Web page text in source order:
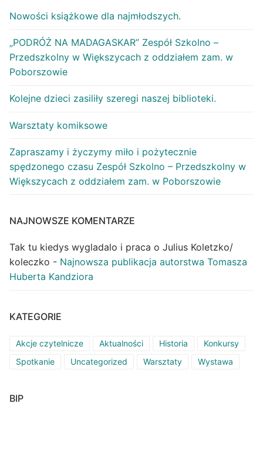
Nowości książkowe dla najmłodszych.
„PODRÓŻ NA MADAGASKAR” Zespół Szkolno –
Przedszkolny w Większycach z oddziałem zam. w
Poborszowie
Kolejne dzieci zasiliły szeregi naszej biblioteki.
Warsztaty komiksowe
Zapraszamy i życzymy miło i pożytecznie
spędzonego czasu Zespół Szkolno – Przedszkolny w
Większycach z oddziałem zam. w Poborszowie
NAJNOWSZE KOMENTARZE
Tak tu kiedys wygladalo i praca o Julius Koletzko/
koleczko - Najnowsza publikacja autorstwa Tomasza
Huberta Kandziora
KATEGORIE
Akcje czytelnicze Aktualności Historia
Konkursy
Spotkanie
Uncategorized Warsztaty Wystawa
BIP